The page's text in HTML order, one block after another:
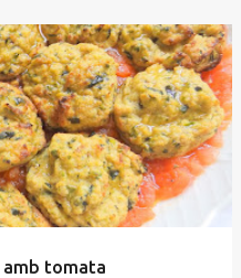
amb tomata